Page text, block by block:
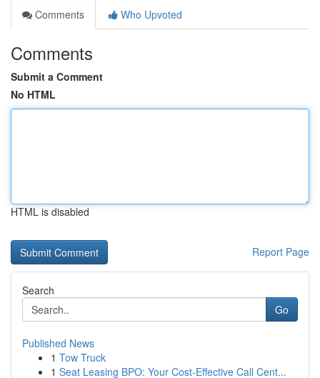
Comments
Who Upvoted
Comments
Submit a Comment
No HTML
HTML is disabled
Report Page
Search
Go
Published News
1 Tow Truck
1 Seat Leasing BPO: Your Cost-Effective Call Cent...